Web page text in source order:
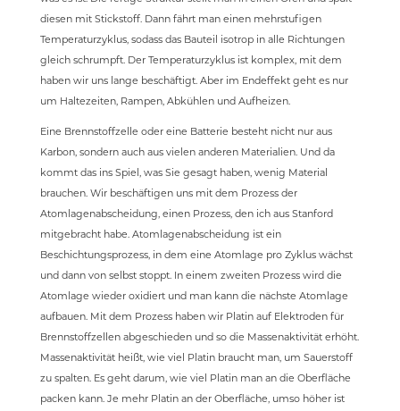
diesen mit Stickstoff. Dann fährt man einen mehrstufigen
Temperaturzyklus, sodass das Bauteil isotrop in alle Richtungen
gleich schrumpft. Der Temperaturzyklus ist komplex, mit dem
haben wir uns lange beschäftigt. Aber im Endeffekt geht es nur
um Haltezeiten, Rampen, Abkühlen und Aufheizen.
Eine Brennstoffzelle oder eine Batterie besteht nicht nur aus
Karbon, sondern auch aus vielen anderen Materialien. Und da
kommt das ins Spiel, was Sie gesagt haben, wenig Material
brauchen. Wir beschäftigen uns mit dem Prozess der
Atomlagenabscheidung, einen Prozess, den ich aus Stanford
mitgebracht habe. Atomlagenabscheidung ist ein
Beschichtungsprozess, in dem eine Atomlage pro Zyklus wächst
und dann von selbst stoppt. In einem zweiten Prozess wird die
Atomlage wieder oxidiert und man kann die nächste Atomlage
aufbauen. Mit dem Prozess haben wir Platin auf Elektroden für
Brennstoffzellen abgeschieden und so die Massenaktivität erhöht.
Massenaktivität heißt, wie viel Platin braucht man, um Sauerstoff
zu spalten. Es geht darum, wie viel Platin man an die Oberfläche
packen kann. Je mehr Platin an der Oberfläche, umso höher ist